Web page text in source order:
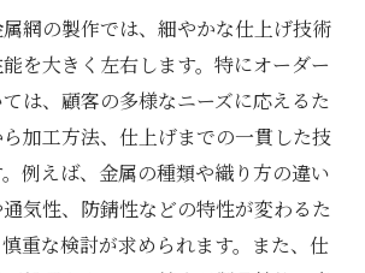
網の製作では、細やかな仕上げ技術
を大きく左右します。特にオーダー
は、顧客の多様なニーズに応えるた
加工方法、仕上げまでの一貫した技
例えば、金属の種類や織り方の違い
気性、防錆性などの特性が変わるた
重な検討が求められます。また、仕